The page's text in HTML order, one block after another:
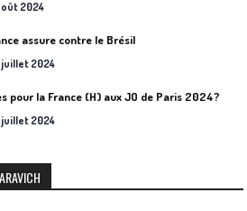
2024
assure contre le Brésil
juillet 2024
pour la France (H) aux JO de Paris 2024?
juillet 2024